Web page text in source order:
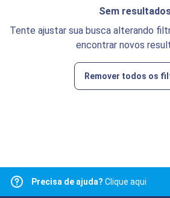
Sem
Tente ajustar sua busca alterando
encontrar novos
Remover todos os
Precisa de ajuda? Clique aqui